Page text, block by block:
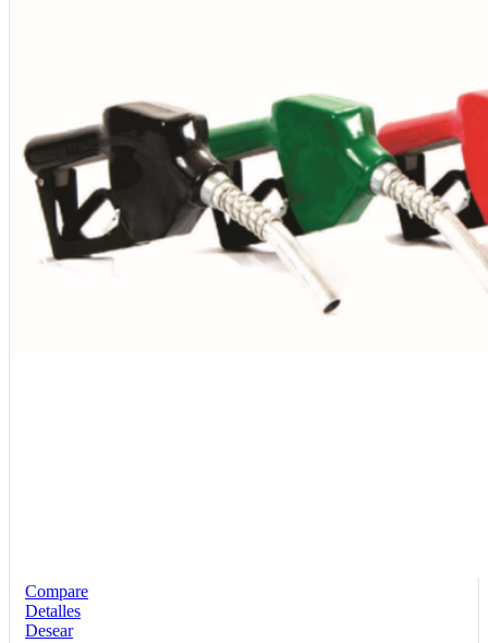
Compare
Detalles
Desear